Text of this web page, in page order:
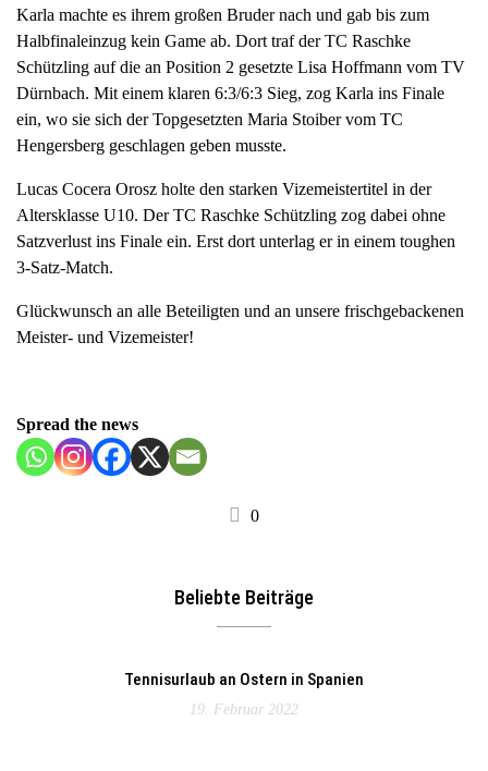
Karla machte es ihrem großen Bruder nach und gab bis zum
Halbfinaleinzug kein Game ab. Dort traf der TC Raschke
Schützling auf die an Position 2 gesetzte Lisa Hoffmann vom TV
Dürnbach. Mit einem klaren 6:3/6:3 Sieg, zog Karla ins Finale
ein, wo sie sich der Topgesetzten Maria Stoiber vom TC
Hengersberg geschlagen geben musste.
Lucas Cocera Orosz holte den starken Vizemeistertitel in der
Altersklasse U10. Der TC Raschke Schützling zog dabei ohne
Satzverlust ins Finale ein. Erst dort unterlag er in einem toughen
3-Satz-Match.
Glückwunsch an alle Beteiligten und an unsere frischgebackenen
Meister- und Vizemeister!
Spread the news
0
Beliebte Beiträge
Tennisurlaub an Ostern in Spanien
19. Februar 2022